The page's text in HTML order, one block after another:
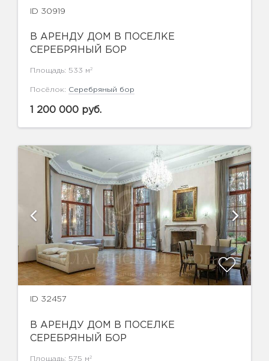
ID 30919
В АРЕНДУ ДОМ В ПОСЕЛКЕ
СЕРЕБРЯНЫЙ БОР
Площадь: 533 м2
Посёлок: Серебряный бор
1 200 000 руб.
ID 32457
В АРЕНДУ ДОМ В ПОСЕЛКЕ
СЕРЕБРЯНЫЙ БОР
Площадь: 575 м 2